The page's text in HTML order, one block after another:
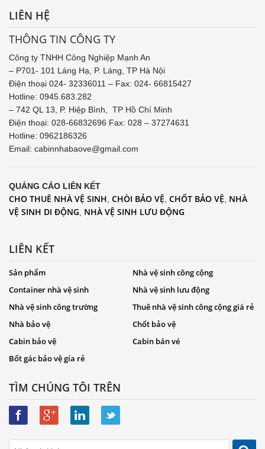
LIÊN HỆ
THÔNG TIN CÔNG TY
Công ty TNHH Công Nghiệp Mạnh An
– P701- 101 Láng Hạ, P. Láng, TP Hà Nội
Điện thoại 024- 32336011 – Fax: 024- 66815427
Hotline: 0945.683.282
– 742 QL 13, P. Hiệp Bình, TP Hồ Chí Minh
Điện thoại: 028-66832696 Fax: 028 – 37274631
Hotline: 0962186326
Email: cabinnhabaove@gmail.com
QUẢNG CÁO LIÊN KẾT
CHO THUÊ NHÀ VỆ SINH CHÒI BẢO VỆ CHỐT BẢO VỆ NHÀ
VỆ SINH DI ĐỘNG NHÀ VỆ SINH LƯU ĐỘNG
LIÊN KẾT
Sản phẩm
Nhà vệ sinh công cộng
Container nhà vệ sinh
Nhà vệ sinh lưu động
Nhà vệ sinh công trường
Thuê nhà vệ sinh công cộng giá rẻ
Nhà bảo vệ
Chốt bảo vệ
Cabin bảo vệ
Cabin bán vé
Bốt gác bảo vệ gía rẻ
TÌM CHÚNG TÔI TRÊN